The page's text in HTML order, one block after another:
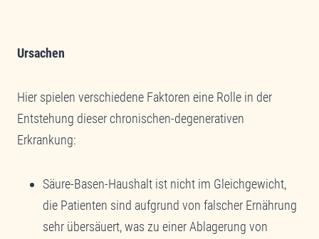
Ursachen
Hier spielen verschiedene Faktoren eine Rolle in der
Entstehung dieser chronischen-degenerativen
Erkrankung:
Säure-Basen-Haushalt ist nicht im Gleichgewicht,
die Patienten sind aufgrund von falscher Ernährung
sehr übersäuert, was zu einer Ablagerung von